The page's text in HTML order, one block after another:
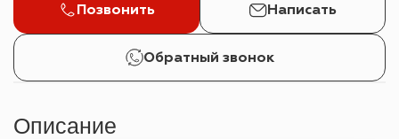
Позвонить Написать
Обратный звонок
Описание